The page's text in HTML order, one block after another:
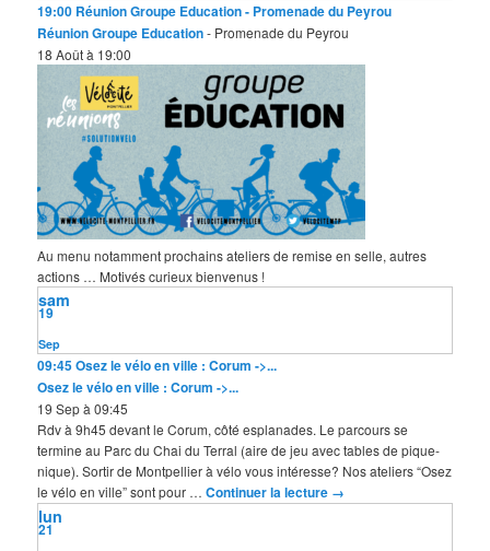
19:00 Réunion Groupe Education- Promenade du Peyrou
Réunion Groupe Education- Promenade du Peyrou
18 Août à 19:00
Au menu notamment prochains ateliers de remise en selle, autres
actions … Motivés curieux bienvenus !
Sep
19
sam
09:45Osez le vélo en ville : Corum ->...
Osez le vélo en ville : Corum ->...
19 Sep à 09:45
Rdv à 9h45 devant le Corum, côté esplanades. Le parcours se
termine au Parc du Chai du Terral (aire de jeu avec tables de pique-
nique). Sortir de Montpellier à vélo vous intéresse? Nos ateliers “Osez
le vélo en ville” sont pour …Continuer la lecture →
21
lun